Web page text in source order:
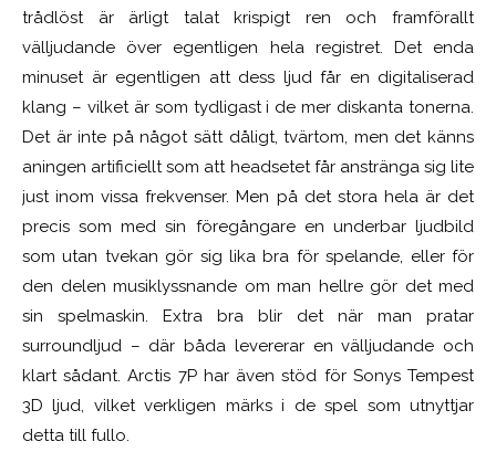
trådlöst är ärligt talat krispigt ren och framförallt
välljudande över egentligen hela registret. Det enda
minuset är egentligen att dess ljud får en digitaliserad
klang – vilket är som tydligast i de mer diskanta tonerna.
Det är inte på något sätt dåligt, tvärtom, men det känns
aningen artificiellt som att headsetet får anstränga sig lite
just inom vissa frekvenser. Men på det stora hela är det
precis som med sin föregångare en underbar ljudbild
som utan tvekan gör sig lika bra för spelande, eller för
den delen musiklyssnande om man hellre gör det med
sin spelmaskin. Extra bra blir det när man pratar
surroundljud – där båda levererar en välljudande och
klart sådant. Arctis 7P har även stöd för Sonys Tempest
3D ljud, vilket verkligen märks i de spel som utnyttjar
detta till fullo.